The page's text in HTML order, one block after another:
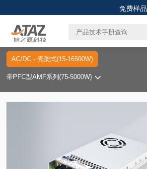
免费样品
AC/DC - 壳架式(15-16500W)
带PFC型AMF系列(75-5000W)